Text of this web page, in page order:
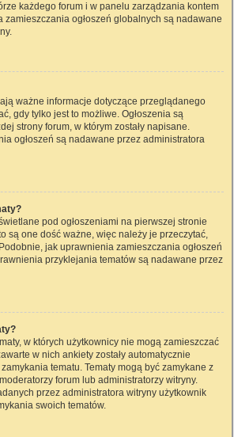
każdego forum i w panelu zarządzania kontem
zamieszczania ogłoszeń globalnych są nadawane
ważne informacje dotyczące przeglądanego
gdy tylko jest to możliwe. Ogłoszenia są
strony forum, w którym zostały napisane.
ogłoszeń są nadawane przez administratora
pod ogłoszeniami na pierwszej stronie
są one dość ważne, więc należy je przeczytać,
jak uprawnienia zamieszczania ogłoszeń
przyklejania tematów są nadawane przez
w których użytkownicy nie mogą zamieszczać
w nich ankiety zostały automatycznie
tematu. Tematy mogą być zamykane z
forum lub administratorzy witryny.
przez administratora witryny użytkownik
swoich tematów.